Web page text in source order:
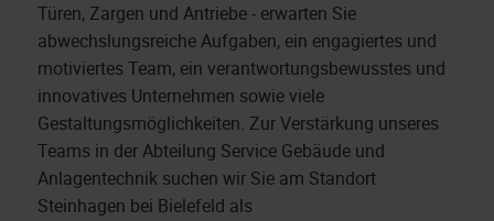
Türen, Zargen und Antriebe - erwarten Sie
abwechslungsreiche Aufgaben, ein engagiertes und
motiviertes Team, ein verantwortungsbewusstes und
innovatives Unternehmen sowie viele
Gestaltungsmöglichkeiten. Zur Verstärkung unseres
Teams in der Abteilung Service Gebäude und
Anlagentechnik suchen wir Sie am Standort
Steinhagen bei Bielefeld als